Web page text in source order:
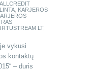
KARJEROS
LT,
vykusi
kontaktų
‒ duris